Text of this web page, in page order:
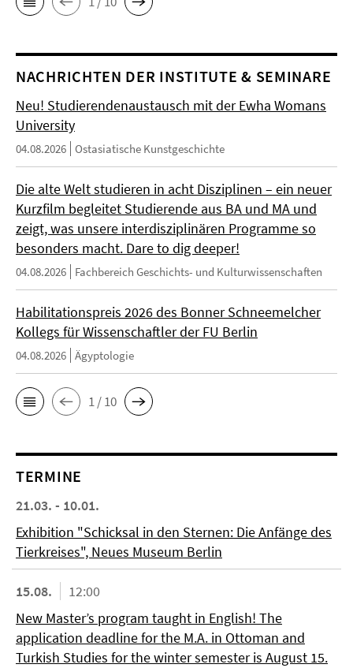
NACHRICHTEN DER INSTITUTE & SEMINARE
Neu! Studierendenaustausch mit der Ewha Womans
University
04.08.2026 Ostasiatische Kunstgeschichte
Die alte Welt studieren in acht Disziplinen – ein neuer
Kurzfilm begleitet Studierende aus BA und MA und
zeigt, was unsere interdisziplinären Programme so
besonders macht. Dare to dig deeper!
04.08.2026 Fachbereich Geschichts- und Kulturwissenschaften
Habilitationspreis 2026 des Bonner Schneemelcher
Kollegs für Wissenschaftler der FU Berlin
04.08.2026 Ägyptologie
1 / 10
TERMINE
21.03. - 10.01.
Exhibition "Schicksal in den Sternen: Die Anfänge des
Tierkreises", Neues Museum Berlin
15.08.
12:00
New Master’s program taught in English! The
application deadline for the M.A. in Ottoman and
Turkish Studies for the winter semester is August 15.